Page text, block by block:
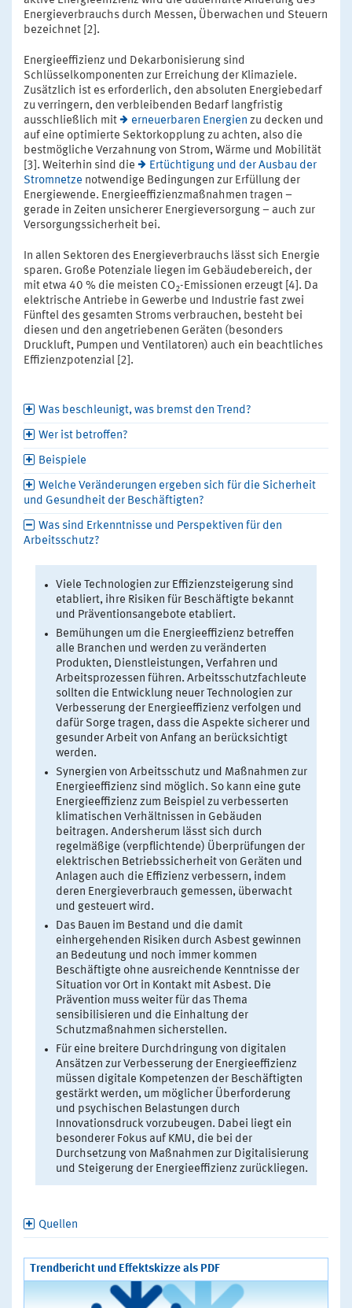
Energieverbrauchs durch Messen, Überwachen und Steuern
bezeichnet [2].
Energieeffizienz und Dekarbonisierung sind
Schlüsselkomponenten zur Erreichung der Klimaziele.
Zusätzlich ist es erforderlich, den absoluten Energiebedarf
zu verringern, den verbleibenden Bedarf langfristig
ausschließlich mit
erneuerbaren Energien zu decken und
auf eine optimierte Sektorkopplung zu achten, also die
bestmögliche Verzahnung von Strom, Wärme und Mobilität
[3]. Weiterhin sind die
Ertüchtigung und der Ausbau der
Stromnetze notwendige Bedingungen zur Erfüllung der
Energiewende. Energieeffizienzmaßnahmen tragen –
gerade in Zeiten unsicherer Energieversorgung – auch zur
Versorgungssicherheit bei.
In allen Sektoren des Energieverbrauchs lässt sich Energie
sparen. Große Potenziale liegen im Gebäudebereich, der
mit etwa 40 % die meisten CO2-Emissionen erzeugt [4]. Da
elektrische Antriebe in Gewerbe und Industrie fast zwei
Fünftel des gesamten Stroms verbrauchen, besteht bei
diesen und den angetriebenen Geräten (besonders
Druckluft, Pumpen und Ventilatoren) auch ein beachtliches
Effizienzpotenzial [2].
Was beschleunigt, was bremst den Trend?
Wer ist betroffen?
Beispiele
Welche Veränderungen ergeben sich für die Sicherheit
und Gesundheit der Beschäftigten?
Was sind Erkenntnisse und Perspektiven für den
Arbeitsschutz?
Viele Technologien zur Effizienzsteigerung sind
etabliert, ihre Risiken für Beschäftigte bekannt
und Präventionsangebote etabliert.
Bemühungen um die Energieeffizienz betreffen
alle Branchen und werden zu veränderten
Produkten, Dienstleistungen, Verfahren und
Arbeitsprozessen führen. Arbeitsschutzfachleute
sollten die Entwicklung neuer Technologien zur
Verbesserung der Energieeffizienz verfolgen und
dafür Sorge tragen, dass die Aspekte sicherer und
gesunder Arbeit von Anfang an berücksichtigt
werden.
Synergien von Arbeitsschutz und Maßnahmen zur
Energieeffizienz sind möglich. So kann eine gute
Energieeffizienz zum Beispiel zu verbesserten
klimatischen Verhältnissen in Gebäuden
beitragen. Andersherum lässt sich durch
regelmäßige (verpflichtende) Überprüfungen der
elektrischen Betriebssicherheit von Geräten und
Anlagen auch die Effizienz verbessern, indem
deren Energieverbrauch gemessen, überwacht
und gesteuert wird.
Das Bauen im Bestand und die damit
einhergehenden Risiken durch Asbest gewinnen
an Bedeutung und noch immer kommen
Beschäftigte ohne ausreichende Kenntnisse der
Situation vor Ort in Kontakt mit Asbest. Die
Prävention muss weiter für das Thema
sensibilisieren und die Einhaltung der
Schutzmaßnahmen sicherstellen.
Für eine breitere Durchdringung von digitalen
Ansätzen zur Verbesserung der Energieeffizienz
müssen digitale Kompetenzen der Beschäftigten
gestärkt werden, um möglicher Überforderung
und psychischen Belastungen durch
Innovationsdruck vorzubeugen. Dabei liegt ein
besonderer Fokus auf KMU, die bei der
Durchsetzung von Maßnahmen zur Digitalisierung
und Steigerung der Energieeffizienz zurückliegen.
Quellen
Trendbericht und Effektskizze als PDF